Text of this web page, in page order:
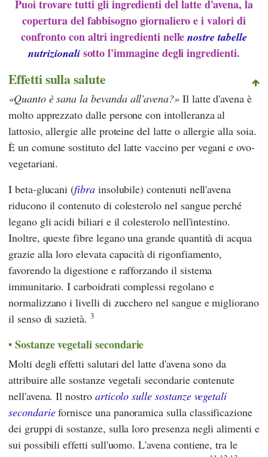
Puoi trovare tutti gli ingredienti del latte d'avena, la
copertura del fabbisogno giornaliero e i valori di
confronto con altri ingredienti nellenostre tabelle
nutrizionalisotto l'immagine degli ingredienti.
Effetti sulla salute
Quanto è sana la bevanda all'avena? Il latte d'avena è
molto apprezzato dalle persone con intolleranza al
lattosio, allergie alle proteine del latte o allergie alla soia.
È un comune sostituto del latte vaccino per vegani e ovo-
vegetariani.
I beta-glucani (fibrainsolubile) contenuti nell'avena
riducono il contenuto di colesterolo nel sangue perché
legano gli acidi biliari e il colesterolo nell'intestino.
Inoltre, queste fibre legano una grande quantità di acqua
grazie alla loro elevata capacità di rigonfiamento,
favorendo la digestione e rafforzando il sistema
immunitario. I carboidrati complessi regolano e
normalizzano i livelli di zucchero nel sangue e migliorano
il senso di sazietà. 3
Sostanze vegetali secondarie
Molti degli effetti salutari del latte d'avena sono da
attribuire alle sostanze vegetali secondarie contenute
nell'avena. Il nostro articolo sulle sostanze vegetali
secondariefornisce una panoramica sulla classificazione
dei gruppi di sostanze, sulla loro presenza negli alimenti e
sui possibili effetti sull'uomo. L'avena contiene, tra le